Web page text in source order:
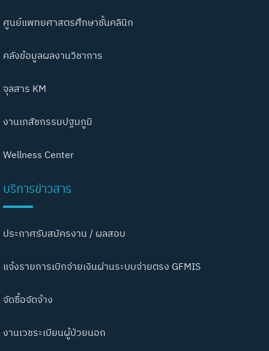
ศูนย์แพทยศาสตรศึกษาชั้นคลินิก
คลังข้อมูลผลงานวิชาการ
จุลสาร KM
งานเภสัชกรรมปฐมภูมิ
Wellness Center
บริการข่าวสาร
ประกาศรับสมัครงาน / ผลสอบ
แจ้งรายการเบิกจ่ายเงินผ่านระบบจ่ายตรง GFMIS
จัดซื้อจัดจ้าง
งานเวชระเบียนผู้ป่วยนอก